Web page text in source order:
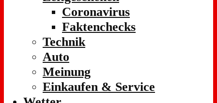
Coronavirus
Faktenchecks
Technik
Auto
Meinung
Einkaufen & Service